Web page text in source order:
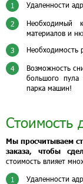
1 Удаленности
2
Необходимый
материалов и
3 Необходимость
4
Возможность
большого пула
парка машин!
Стоимость
Мы просчитываем
заказа, чтобы
стоимость влияет
1 Удаленности